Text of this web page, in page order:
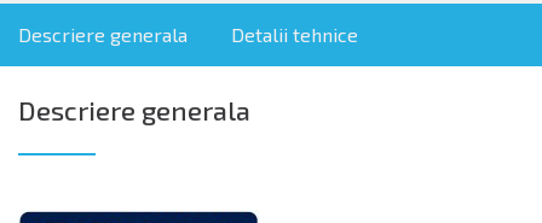
Descriere generala Detalii tehnice
Descriere generala